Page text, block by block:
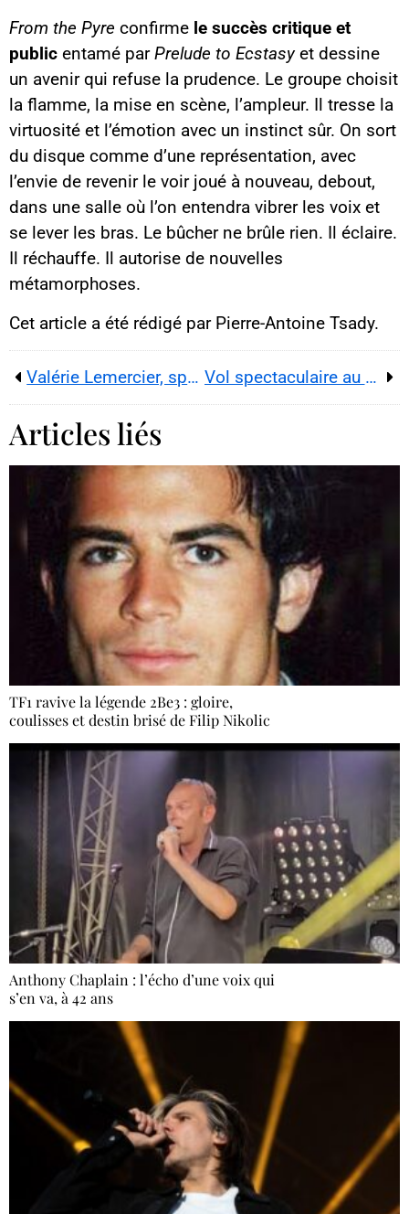
From the Pyre confirme le succès critique et
public entamé parPrelude to Ecstasyet dessine
un avenir qui refuse la prudence. Le groupe choisit
la flamme, la mise en scène, l’ampleur. Il tresse la
virtuosité et l’émotion avec un instinct sûr. On sort
du disque comme d’une représentation, avec
l’envie de revenir le voir joué à nouveau, debout,
dans une salle où l’on entendra vibrer les voix et
se lever les bras. Le bûcher ne brûle rien. Il éclaire.
Il réchauffe. Il autorise de nouvelles
métamorphoses.
Cet article a été rédigé par Pierre-Antoine Tsady.
Valérie Lemercier, spectacle au Théâtre Marigny (2025–2026) : confidences, pudeur et désir de scène Vol spectaculaire au Louvre : de la Galerie d’Apollon aux interpellations de Roissy
Articles liés
TF1 ravive la légende 2Be3 : gloire,
coulisses et destin brisé de Filip Nikolic
Anthony Chaplain : l’écho d’une voix qui
s’en va, à 42 ans